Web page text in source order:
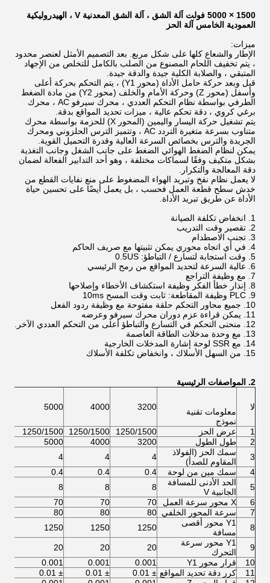
1500 × 5000 فولت آلة الشق ، آلة الشق المعدنية V ، الهيدروليكية
العمودية الخامس آلة الحز
ميزات:
الإطار والشعاع كلها على شكل مربع. بعد التصميم الأمثل لعنصر محدود
، يتم تخفيف اللحام المصنوع من الصلب بالكامل للتخلص من الإجهاد
المتبقي ، والصلابة الكلية جيدة والدقة جيدة.
قبل وبعد حركة حامل الأداة (محور Y1) ، يتم التحكم بحركة أعلى
وأسفل (محور Z) وحركة الأمام والخلف (محور Y2) من مادة الضغط
الطرفي بواسطة نظام التحكم العددي ، محرك سيرفو AC ، محرك
برغي كروي ، دقة تحكم عالية ، ميزات تحديد المواقع بدقة.
يتم تشغيل حركة اليسار واليمين (المحور X) للحزمة بواسطة محرك
متناوب بسرعة متغيرة التردد AC ، وتتميز الترس الحلزوني ومحرك
الجريدة والترس بخصائص السرعة العالية وقدرة التحميل القوية.
يمكن لنظام الضغط الهوائي الضغط على جانب الشغل وجانب التغذية
بشكل متكيف وفقًا لسماكات مختلفة ، وهو أحد التدابير الفعالة لضمان
دقة المعالجة والتكرار.
لا يعمل نظام نفخ وتبريد الهواء المضغوط على منع نفايات القطع من
خدش سطح قطعة العمل فحسب ، بل يعمل أيضًا على تحسين حياة
الأداة عن طريق تبريد الأداة.
1. انخفاض تكلفة الصيانة
2. تقصير وقت التدريب
3. تجنب الاصطدام
4. في أي اتجاه محوري يمكن تثبيتها مع صريف الحاكم
5. وقت استجابة لتسارع / التباطؤ: 0.5US
6. عالية السرعة لتحديد المواقع من رمح الرئيسي
7. مع وظيفة التراجع
8. إنذار خطأ الفكر وظيفة استكشاف الأخطاء وإصلاحها
9. PLC وظيفة المقاطعة: ثابت وقت المسح 10ms
10. جميع محاور التحكم حلقة مفتوحة مع وظيفة ردود الفعل
11. يمكن قراءة عزم دوران محرك سيرفو وعرضه
12. منحنى التحكم في التسارع والتباطؤ أعلى من التحكم العددي الآخر.
13. مع وحدة مدخلات الطاقة العاصمة
14. مع SSR لوحة إشارة المدخلات الخارجية
15. من السهل الأسلاك ، وانخفاض تكلفة الأسلاك
2. المواصفات الرئيسية
لا
معلومات تقنية
نموذج
3200
4000
5000
1 عرض الحز 1250/1500
1250/1500
1250/1500
2
طول الطول 3200
4000
5000
3
سمك الحز (الفولاذ
المقاوم للصدأ)
4
4
4
4
سمك مين من لوحة 0.4
0.4
0.4
5
الحد الأدنى للمسافة
الجانبية V
8
8
8
6
X محور سرعة العمل 70
70
70
7
سرعة المحور الخلفي 80
80
80
8
Y1 محور أقصى
مسافة
1250
1250
1250
9
Y1 محور سرعة
التحرك
20
20
20
10
قرار محور Y1 0.001
0.001
0.001
11
كرر دقة تحديد المواقع ± 0.01
± 0.01
± 0.01